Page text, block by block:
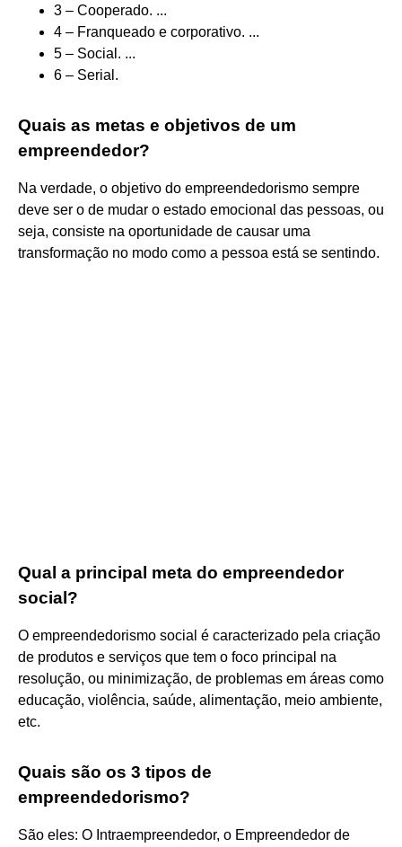
3 – Cooperado. ...
4 – Franqueado e corporativo. ...
5 – Social. ...
6 – Serial.
Quais as metas e objetivos de um
empreendedor?
Na verdade, o objetivo do empreendedorismo sempre
deve ser o de mudar o estado emocional das pessoas, ou
seja, consiste na oportunidade de causar uma
transformação no modo como a pessoa está se sentindo.
Qual a principal meta do empreendedor
social?
O empreendedorismo social é caracterizado pela criação
de produtos e serviços que tem o foco principal na
resolução, ou minimização, de problemas em áreas como
educação, violência, saúde, alimentação, meio ambiente,
etc.
Quais são os 3 tipos de
empreendedorismo?
São eles: O Intraempreendedor, o Empreendedor de